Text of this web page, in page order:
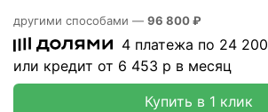
другими способами — 96 800 ₽
4 платежа по 24 200
или кредит от 6 453 р в месяц
Купить в 1 клик